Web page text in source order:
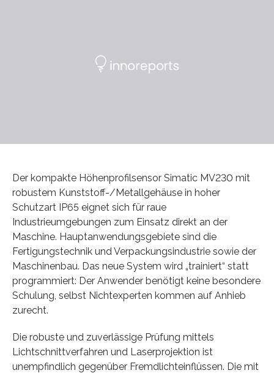
Der kompakte Höhenprofilsensor Simatic MV230 mit
robustem Kunststoff-/Metallgehäuse in hoher
Schutzart IP65 eignet sich für raue
Industrieumgebungen zum Einsatz direkt an der
Maschine. Hauptanwendungsgebiete sind die
Fertigungstechnik und Verpackungsindustrie sowie der
Maschinenbau. Das neue System wird „trainiert“ statt
programmiert: Der Anwender benötigt keine besondere
Schulung, selbst Nichtexperten kommen auf Anhieb
zurecht.
Die robuste und zuverlässige Prüfung mittels
Lichtschnittverfahren und Laserprojektion ist
unempfindlich gegenüber Fremdlichteinflüssen. Die mit